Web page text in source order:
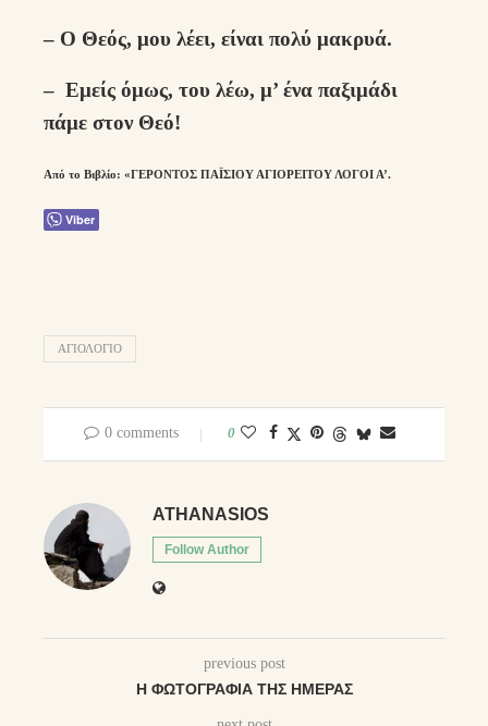
– Ο Θεός, μου λέει, είναι πολύ μακρυά.
– Εμείς όμως, του λέω, μ’ ένα παξιμάδι
πάμε στον Θεό!
Από το Βιβλίο: «ΓΕΡΟΝΤΟΣ ΠΑΪΣΙΟΥ ΑΓΙΟΡΕΙΤΟΥ ΛΟΓΟΙ Α’.
Viber
ΑΓΙΟΛΌΓΙΟ
0 comments 0
ATHANASIOS
Follow Author
previous post
Η ΦΩΤΟΓΡΑΦΊΑ ΤΗΣ ΗΜΈΡΑΣ